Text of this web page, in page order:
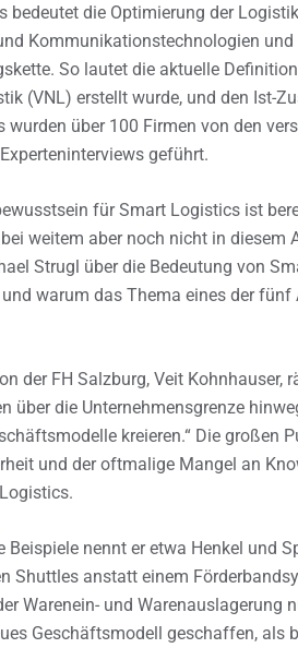
bedeutet die Optimierung der
Kommunikationstechnologien
So lautet die aktuelle
(VNL) erstellt wurde, und den Ist-
wurden über 100 Firmen von den
geführt.
für Smart Logistics ist
weitem aber noch nicht in diesem
Strugl über die Bedeutung von
warum das Thema eines der
der FH Salzburg, Veit Kohnhauser,
über die Unternehmensgrenze
kreieren.“ Die großen
und der oftmalige Mangel an
Beispiele nennt er etwa Henkel und
Shuttles anstatt einem
Warenein- und Warenauslagerung
Geschäftsmodell geschaffen, als